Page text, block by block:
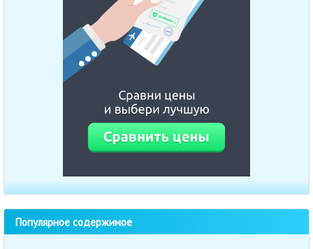
Популярное содержимое